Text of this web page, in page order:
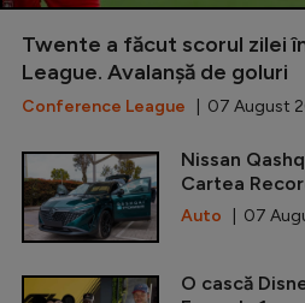
Twente a făcut scorul zilei
League. Avalanșă de goluri
Conference League | 07 August
Nissan
Cartea
Auto | 07
O cască